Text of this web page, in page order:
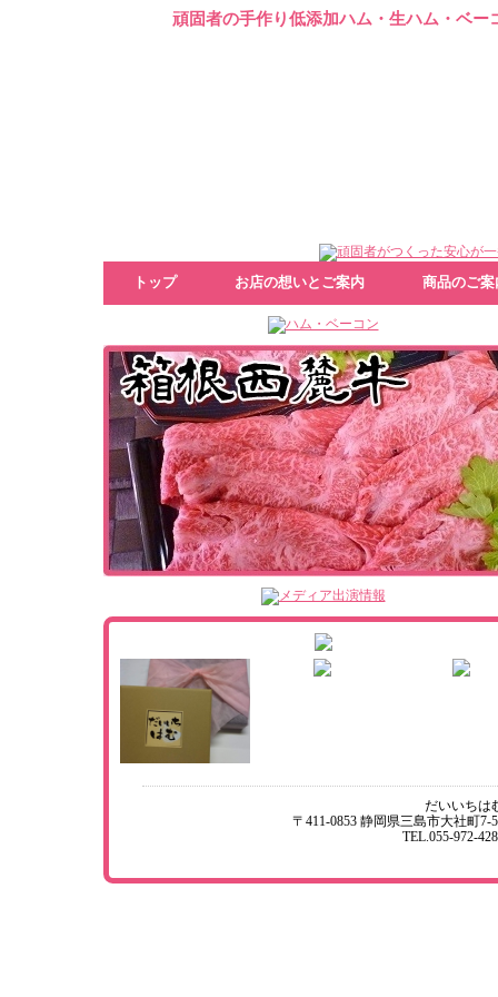
頑固者の手作り低添加ハム・生ハム・ベ
トップ お店の想いとご案内 商品のご案
だいいちは
〒411-0853 静岡県三島市大社町7-
TEL.055-972-